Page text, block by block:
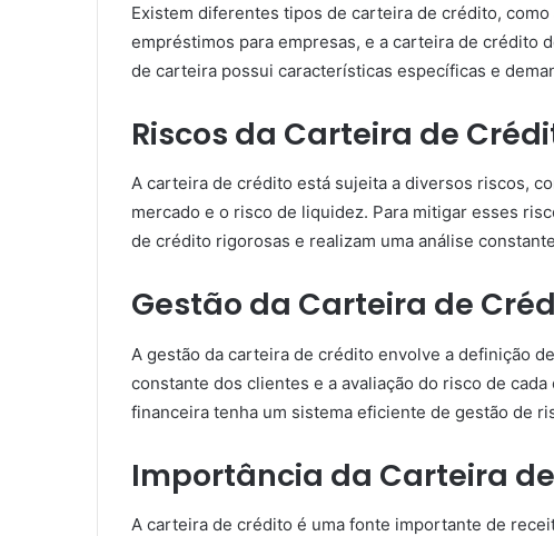
Existem diferentes tipos de carteira de crédito,
empréstimos para empresas, e a carteira de crédito
de carteira possui características específicas e
Riscos da Carteira de
A carteira de crédito está sujeita a diversos riscos,
mercado e o risco de liquidez. Para mitigar esses
de crédito rigorosas e realizam uma análise
Gestão da Carteira de
A gestão da carteira de crédito envolve a definição
constante dos clientes e a avaliação do risco de
financeira tenha um sistema eficiente de gestão de
Importância da Carteira
A carteira de crédito é uma fonte importante de